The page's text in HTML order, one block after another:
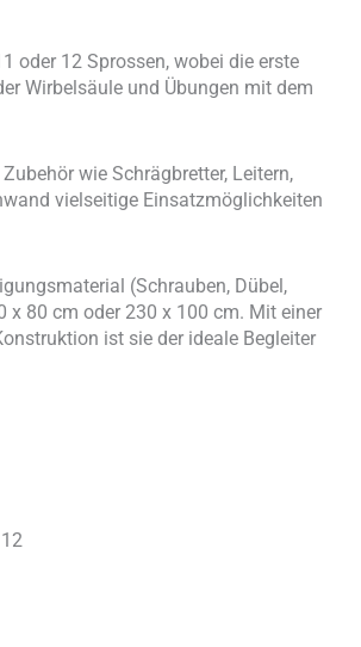
oder 12 Sprossen, wobei die erste
Wirbelsäule und Übungen mit dem
wie Schrägbretter, Leitern,
vielseitige Einsatzmöglichkeiten
(Schrauben, Dübel,
80 cm oder 230 x 100 cm. Mit einer
ist sie der ideale Begleiter